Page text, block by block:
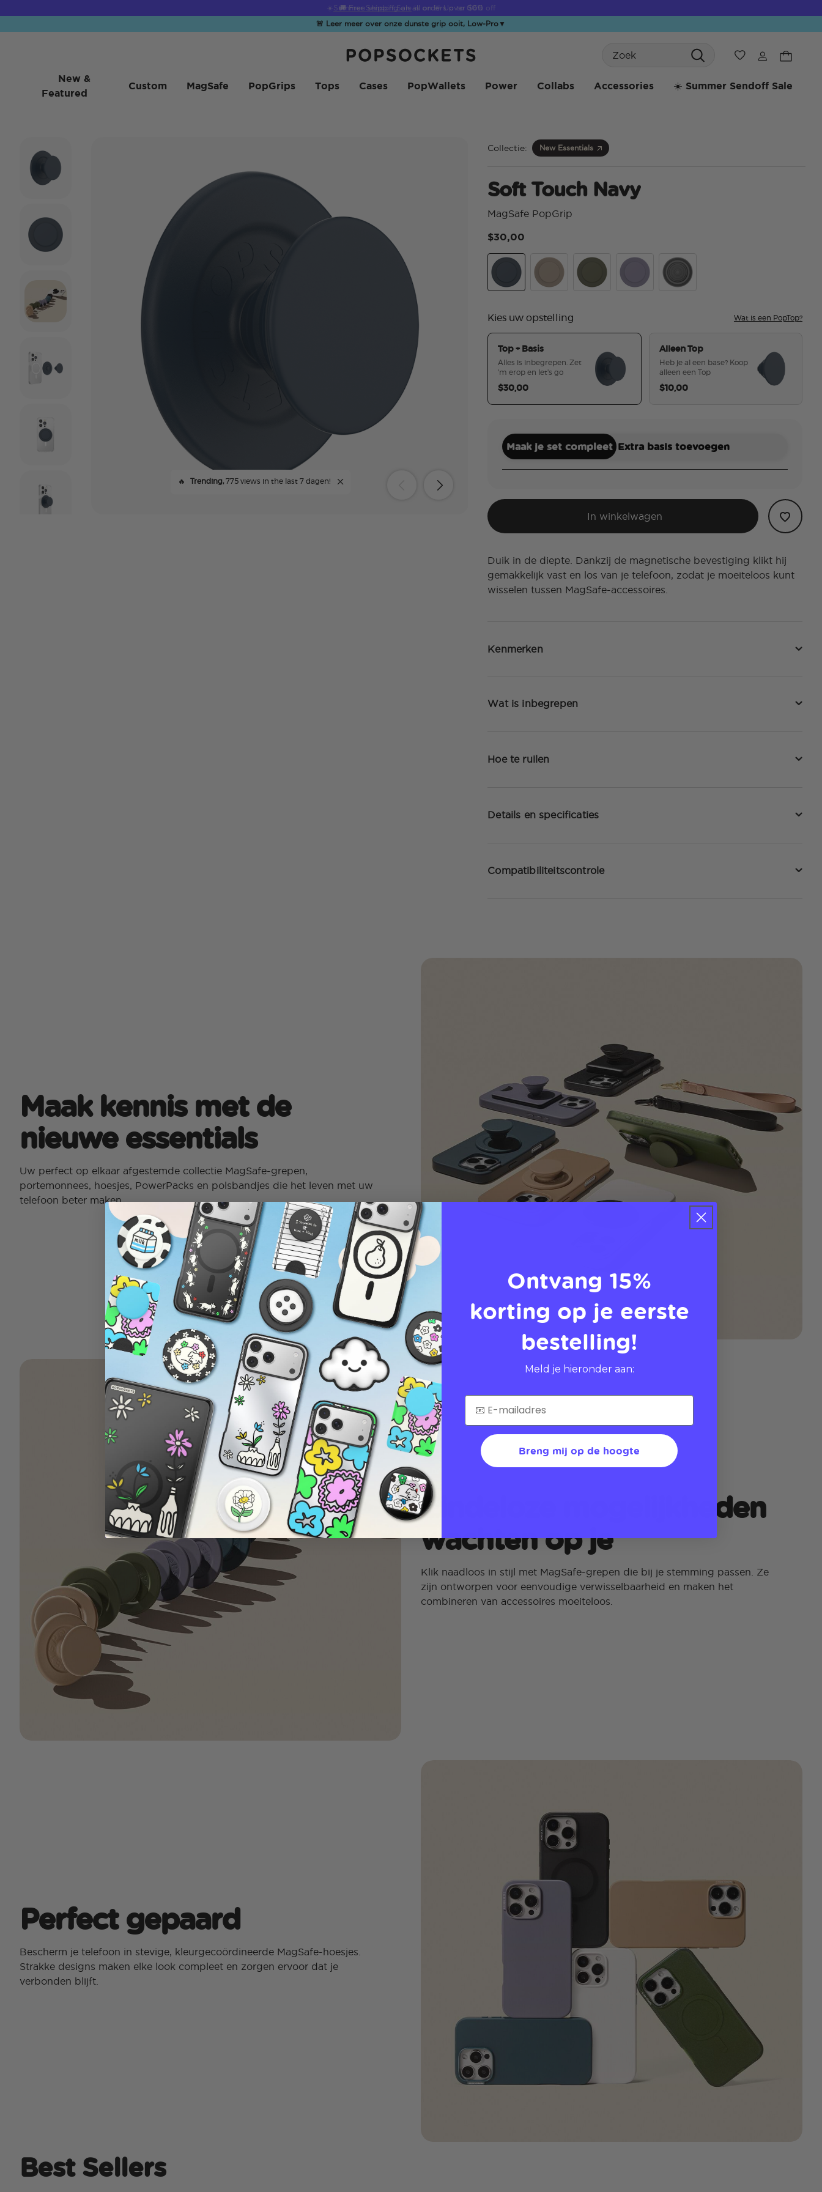
☀️ Summer Sendoff Sale is on 🚨 Up to 60% off
🚨 Leer meer over onze dunste grip ooit, Low-Pro ▼
Verlanglijst
New &
Featured
Custom MagSafe PopGrips Tops Cases PopWallets Power Collabs Accessories ☀️ Summer Sendoff Sale
🔥 Trending,775 views in the last 7 dagen!
Collectie: New Essentials
Soft Touch Navy
MagSafe PopGrip
$30,00
Kies uw opstelling Wat is een PopTop?
Top + Basis
Alles is inbegrepen. Zet
'm erop en let's go
$30,00
Alleen Top
Heb je al een base? Koop
alleen een Top
$10,00
Maak je set compleet Extra basis toevoegen
In winkelwagen
Duik in de diepte. Dankzij de magnetische bevestiging klikt hij
gemakkelijk vast en los van je telefoon, zodat je moeiteloos kunt
wisselen tussen MagSafe-accessoires.
Kenmerken
Wat is inbegrepen
Hoe te ruilen
Details en specificaties
Compatibiliteitscontrole
Maak kennis met de
nieuwe essentials
Uw perfect op elkaar afgestemde collectie MagSafe-grepen,
portemonnees, hoesjes, PowerPacks en polsbandjes die het leven met uw
telefoon beter maken
Eindeloze mogelijkheden
wachten op je
Klik naadloos in stijl met MagSafe-grepen die bij je stemming passen. Ze
zijn ontworpen voor eenvoudige verwisselbaarheid en maken het
combineren van accessoires moeiteloos.
Perfect gepaard
Bescherm je telefoon in stevige, kleurgecoördineerde MagSafe-hoesjes.
Strakke designs maken elke look compleet en zorgen ervoor dat je
verbonden blijft.
Best Sellers
Ontvang 15%
korting op je eerste
bestelling!
Meld je hieronder aan:
Breng mij op de hoogte